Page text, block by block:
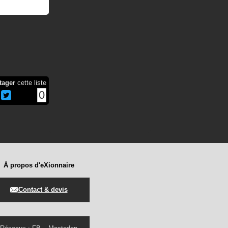
cette liste
0
À propos d'eXionnaire
Contact & devis